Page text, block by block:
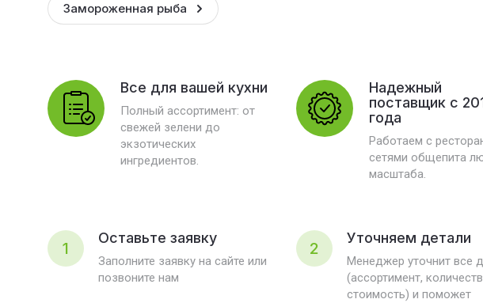
Замороженная рыба
Все для вашей кухни
Полный ассортимент: от
свежей зелени до
экзотических
ингредиентов.
Надежный
поставщик с
года
Работаем с
сетями общепита
масштаба.
1
Оставьте заявку
Заполните заявку на сайте или
позвоните нам
2
Уточняем детали
Менеджер уточнит все
(ассортимент,
стоимость) и поможет